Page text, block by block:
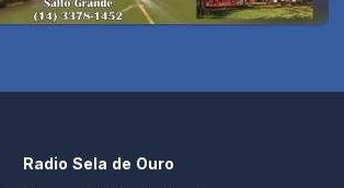
Radio Sela de Ouro